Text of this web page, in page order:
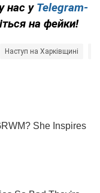
нас у Telegram-
на фейки!
Наступ на Харківщині